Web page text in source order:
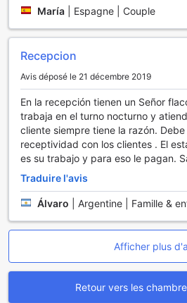
María Espagne | Couple
Recepcion
Avis déposé le 21 décembre 2019
En la recepción tienen un Señor
trabaja en el turno nocturno y
cliente siempre tiene la razón. Debe
receptividad con los clientes . El
es su trabajo y para eso le pagan.
Traduire l'avis
Álvaro Argentine | Famille &
Afficher plus
Retour vers les